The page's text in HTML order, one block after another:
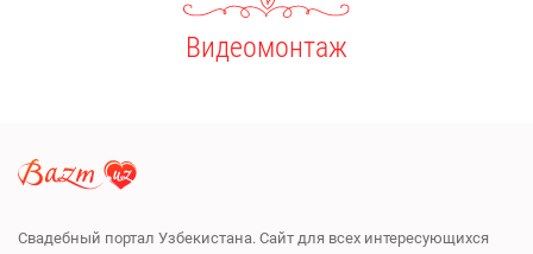
Видеомонтаж
Свадебный портал Узбекистана. Сайт для всех интересующихся